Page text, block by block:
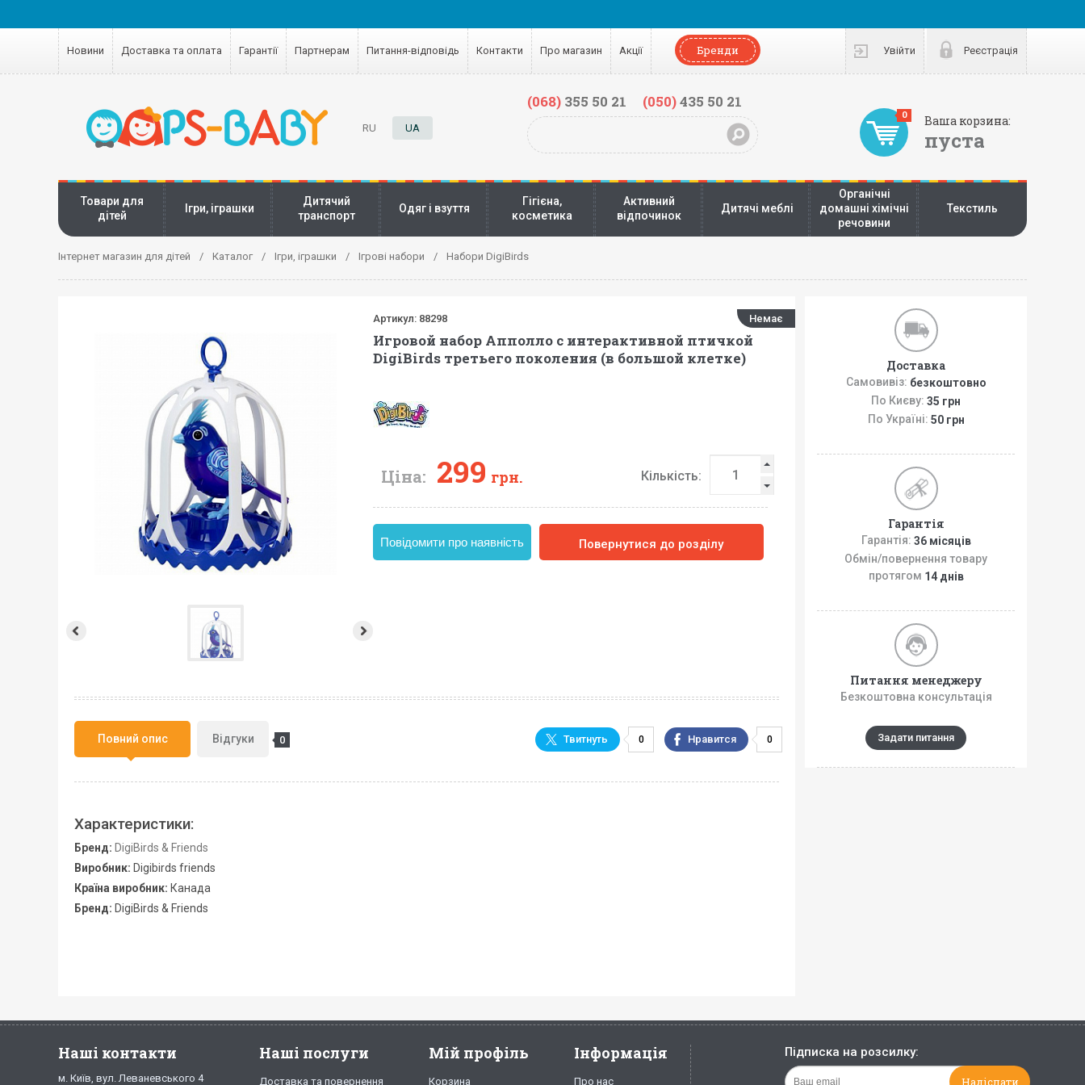
Увійти Реєстрація
Новини Доставка та оплата Гарантії Партнерам Питання-відповідь Контакти Про магазин Акції Бренди
Ваша корзина:
пуста
0
RU UA
(068)355 50 21 (050)435 50 21
Товари для
дітей
Ігри, іграшки
Дитячий
транспорт
Одяг і взуття
Гігієна,
косметика
Активний
відпочинок
Дитячі меблі
Органічні
домашні хімічні
речовини
Текстиль
Інтернет магазин для дітей Каталог Ігри, іграшки Ігрові набори Набори DigiBirds
Артикул: 88298 Немає
Игровой набор Апполло с интерактивной птичкой
DigiBirds третьего поколения (в большой клетке)
Ціна: 299 грн. Кількість:
Повідомити про наявність Повернутися до розділу
Повний опис Відгуки 0 0 0
Характеристики:
Бренд: DigiBirds & Friends
Виробник: Digibirds friends
Країна виробник: Канада
Бренд: DigiBirds & Friends
Доставка
Самовивіз: безкоштовно
По Києву: 35 грн
По Україні: 50 грн
Гарантія
Гарантія: 36 місяців
Обмін/повернення товару
протягом 14 днів
Питання менеджеру
Безкоштовна консультація
Задати питання
Наші контакти
м. Київ, вул. Леваневського 4
Наші послуги
Доставка та повернення
Мій профіль
Корзина
Інформація
Про нас
Підписка на розсилку: